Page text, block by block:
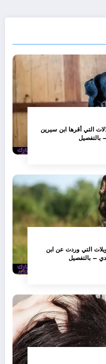
التي أقرها ابن سيرين
بالتفصيل
التي وردت عن ابن
– بالتفصيل